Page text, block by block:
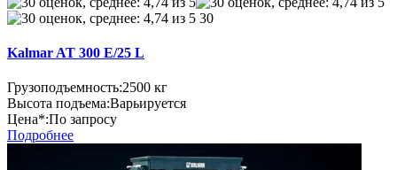
30
Kalmar AT 300 E/25 L
Грузоподъемность:2500 кг
Высота подъема:Варьируется
Цена*:По запросу
Подробнее